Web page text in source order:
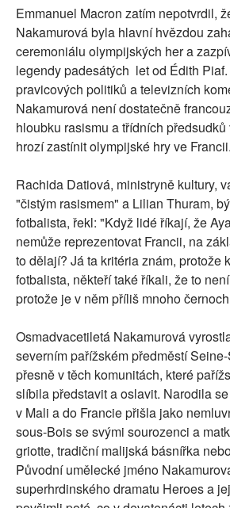
Emmanuel Macron zatím nepotvrdil,
Nakamurová byla hlavní hvězdou
ceremoniálu olympijských her a
legendy padesátých let od Édith
pravicových politiků a televizních
Nakamurová není dostatečně
hloubku rasismu a třídních
hrozí zastínit olympijské hry ve Francii.
Rachida Datiová, ministryně kultury,
"čistým rasismem" a Lilian Thuram,
fotbalista, řekl: "Když lidé říkají, že
nemůže reprezentovat Francii, na
to dělají? Já ta kritéria znám, protože
fotbalista, někteří také říkali, že to
protože je v něm příliš mnoho
Osmadvacetiletá Nakamurová
severním pařížském předměstí
přesně v těch komunitách, které
slíbila představit a oslavit. Narodila
v Mali a do Francie přišla jako
sous-Bois se svými sourozenci a
griotte, tradiční malijská básnířka
Původní umělecké jméno
superhrdinského dramatu Heroes a